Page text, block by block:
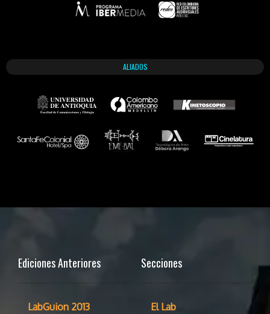
ALIADOS
Ediciones Anteriores
LabGuion 2013
Secciones
El Lab